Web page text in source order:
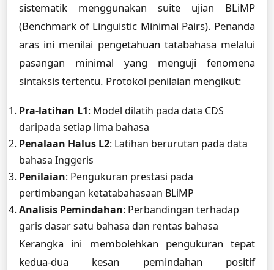
sistematik menggunakan suite ujian BLiMP
(Benchmark of Linguistic Minimal Pairs). Penanda
aras ini menilai pengetahuan tatabahasa melalui
pasangan minimal yang menguji fenomena
sintaksis tertentu. Protokol penilaian mengikut:
Pra-latihan L1: Model dilatih pada data CDS
daripada setiap lima bahasa
Penalaan Halus L2: Latihan berurutan pada data
bahasa Inggeris
Penilaian: Pengukuran prestasi pada
pertimbangan ketatabahasaan BLiMP
Analisis Pemindahan: Perbandingan terhadap
garis dasar satu bahasa dan rentas bahasa
Kerangka ini membolehkan pengukuran tepat
kedua-dua kesan pemindahan positif